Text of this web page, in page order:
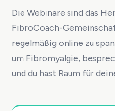
Die Webinare sind das
FibroCoach-
regelmäßig online zu
um Fibromyalgie,
und du hast Raum für